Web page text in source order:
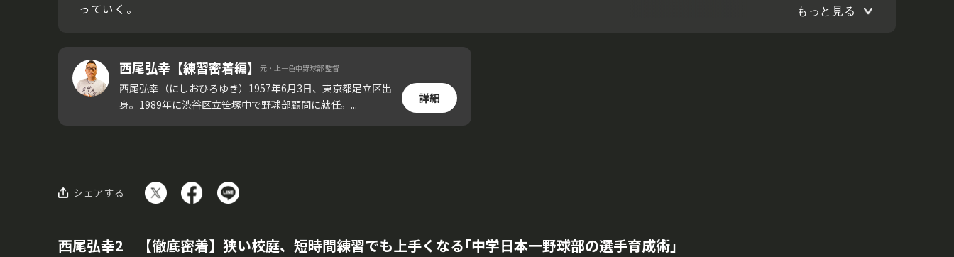
っていく。
もっと見る
西尾弘幸【練習密着編】 元・上一色中野球部 監督
西尾弘幸（にしおひろゆき）1957年6月3日、東京都足立区出
身。1989年に渋谷区立笹塚中で野球部顧問に就任。...
詳細
シェアする
西尾弘幸2｜【徹底密着】狭い校庭、短時間練習でも上手くなる｢中学日本一野球部の選手育成術｣